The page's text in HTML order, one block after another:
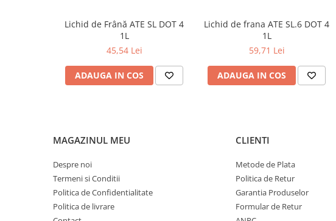
Lichid de Frână ATE SL DOT 4
1L
45,54 Lei
ADAUGA IN COS
Lichid de frana ATE SL.6 DOT 4
1L
59,71 Lei
ADAUGA IN COS
MAGAZINUL MEU
Despre noi
Termeni si Conditii
Politica de Confidentialitate
Politica de livrare
CLIENTI
Metode de Plata
Politica de Retur
Garantia Produselor
Formular de Retur